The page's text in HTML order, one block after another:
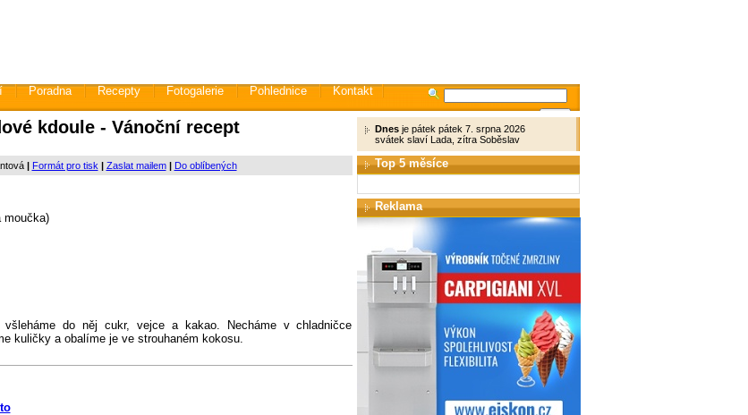
Poradna Recepty Fotogalerie Pohlednice Kontakt
kdoule - Vánoční recept
| Formát pro tisk | Zaslat mailem | Do oblíbených
moučka)
všleháme do něj cukr, vejce a kakao. Necháme v chladničce
kuličky a obalíme je ve strouhaném kokosu.
Dnesje pátek pátek 7. srpna 2026
svátek slaví Lada, zítra Soběslav
Top 5 měsíce
Reklama